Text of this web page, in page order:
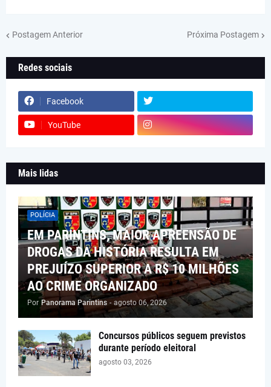
Postagem Anterior Próxima Postagem
Redes sociais
Facebook
YouTube
Mais lidas
POLÍCIA
EM PARINTINS, MAIOR APREENSÃO DE
DROGAS DA HISTÓRIA RESULTA EM
PREJUÍZO SUPERIOR A R$ 10 MILHÕES
AO CRIME ORGANIZADO
Por Panorama Parintins - agosto 06, 2026
Concursos públicos seguem previstos
durante período eleitoral
agosto 03, 2026